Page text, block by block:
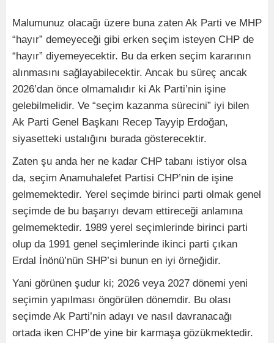
Malumunuz olacağı üzere buna zaten Ak Parti ve MHP
“hayır” demeyeceği gibi erken seçim isteyen CHP de
“hayır” diyemeyecektir. Bu da erken seçim kararının
alınmasını sağlayabilecektir. Ancak bu süreç ancak
2026’dan önce olmamalıdır ki Ak Parti’nin işine
gelebilmelidir. Ve “seçim kazanma sürecini” iyi bilen
Ak Parti Genel Başkanı Recep Tayyip Erdoğan,
siyasetteki ustalığını burada gösterecektir.
Zaten şu anda her ne kadar CHP tabanı istiyor olsa
da, seçim Anamuhalefet Partisi CHP’nin de işine
gelmemektedir. Yerel seçimde birinci parti olmak genel
seçimde de bu başarıyı devam ettireceği anlamına
gelmemektedir. 1989 yerel seçimlerinde birinci parti
olup da 1991 genel seçimlerinde ikinci parti çıkan
Erdal İnönü’nün SHP’si bunun en iyi örneğidir.
Yani görünen şudur ki; 2026 veya 2027 dönemi yeni
seçimin yapılması öngörülen dönemdir. Bu olası
seçimde Ak Parti’nin adayı ve nasıl davranacağı
ortada iken CHP’de yine bir karmaşa gözükmektedir.